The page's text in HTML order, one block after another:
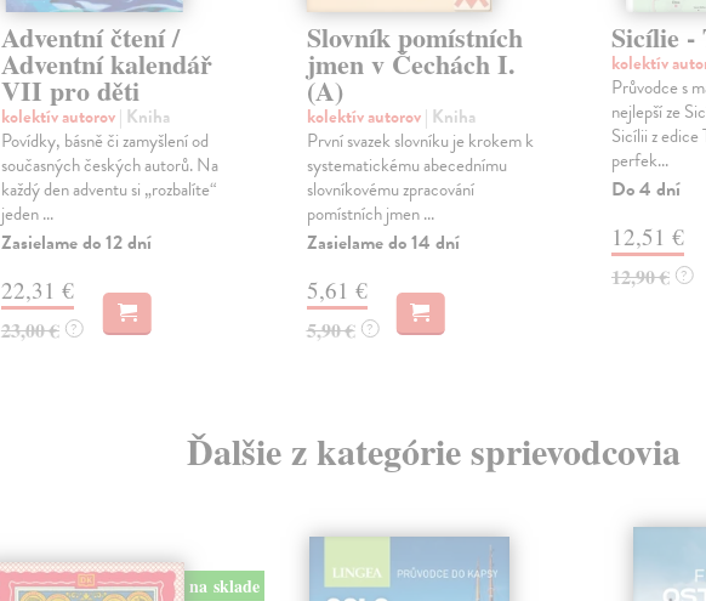
Adventní čtení /
Adventní kalendář
VII pro děti
kolektív autorov| Kniha
Povídky, básně či zamyšlení od
současných českých autorů. Na
každý den adventu si „rozbalíte“
jeden ...
Zasielame do 12 dní
22,31 €
23,00 € ?
Slovník pomístních
jmen v Čechách I.
(A)
kolektív autorov| Kniha
První svazek slovníku je krokem k
systematickému abecednímu
slovníkovému zpracování
pomístních jmen ...
Zasielame do 14 dní
5,61 €
5,90 € ?
Sicílie -
kolektív
Průvodce s
nejlepší ze
Sicílii z edice
perfek...
Do 4 dní
12,51 €
12,90 € ?
Ďalšie z kategórie sprievodcovia
na sklade